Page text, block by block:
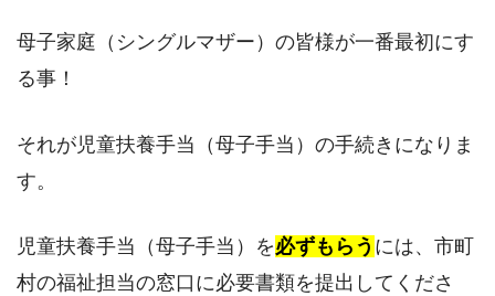
母子家庭（シングルマザー）の皆様が一番最初にす
る事！
それが児童扶養手当（母子手当）の手続きになりま
す。
児童扶養手当（母子手当）を必ずもらう には、市町
村の福祉担当の窓口に必要書類を提出してくださ